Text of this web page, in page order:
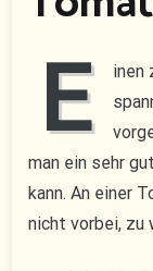
E
inen
man ein sehr
kann. An einer
nicht vorbei,